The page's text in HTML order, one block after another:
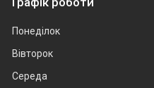
Понеділок
Вівторок
Середа